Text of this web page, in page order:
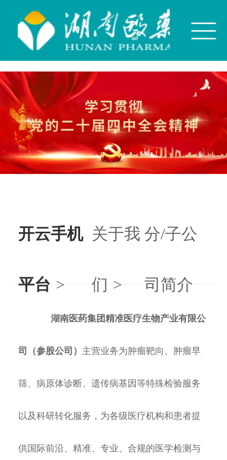
开云手机
平台
关于我
们
分/子公
司简介
湖南医药集团精准医疗生物产业有限公
司（参股公司） 主营业务为肿瘤靶向、肿瘤早
筛、病原体诊断、遗传病基因等特殊检验服务
以及科研转化服务，为各级医疗机构和患者提
供国际前沿、精准、专业、合规的医学检测与